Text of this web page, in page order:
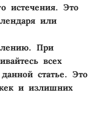
истечения. Это
или
. При
всех
статье. Это
и излишних